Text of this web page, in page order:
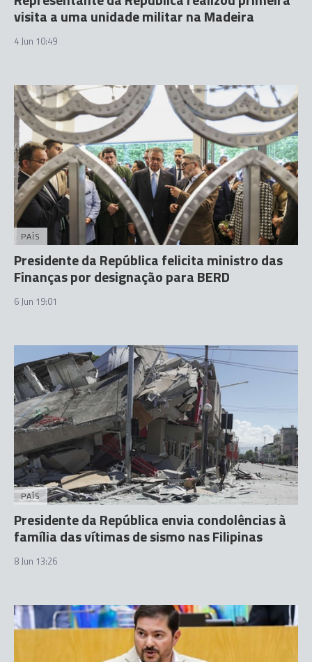
visita a uma unidade militar na Madeira
4 Jun 10:49
PAÍS
Presidente da República felicita ministro das
Finanças por designação para BERD
6 Jun 19:01
PAÍS
Presidente da República envia condolências à
família das vítimas de sismo nas Filipinas
8 Jun 13:26